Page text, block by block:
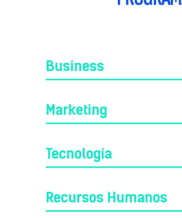
Business
Marketing
Tecnología
Recursos Humanos